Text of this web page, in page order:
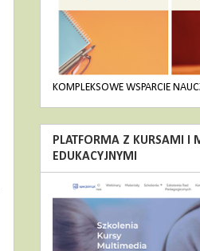
KOMPLEKSOWE WSPARCIE
PLATFORMA Z KURSAMI I
EDUKACYJNYMI